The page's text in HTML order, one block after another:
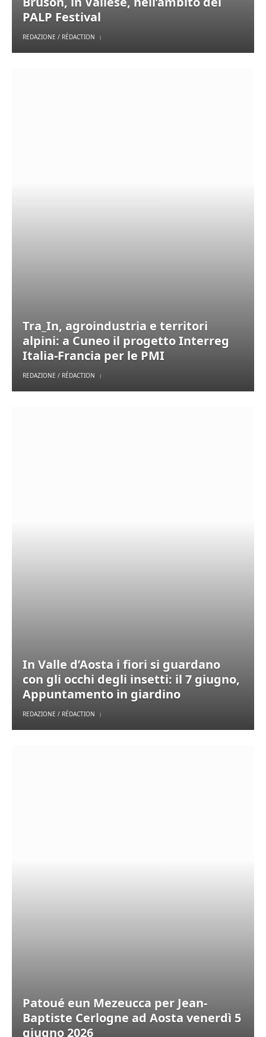
PALP Festival
REDAZIONE / RÉDACTION
Tra_In, agroindustria e territori
alpini: a Cuneo il progetto Interreg
Italia-Francia per le PMI
REDAZIONE / RÉDACTION
In Valle d’Aosta i fiori si guardano
con gli occhi degli insetti: il 7 giugno,
Appuntamento in giardino
REDAZIONE / RÉDACTION
Patoué eun Mezeucca per Jean-
Baptiste Cerlogne ad Aosta venerdì 5
giugno 2026